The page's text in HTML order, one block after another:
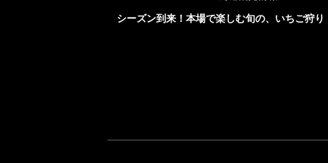
シーズン到来！本場で楽しむ旬の、いちご狩り